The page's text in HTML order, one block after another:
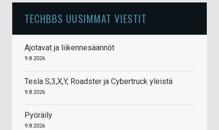
TECHBBS UUSIMMAT VIESTIT
Ajotavat ja liikennesäännöt
9.8.2026
Tesla S,3,X,Y, Roadster ja Cybertruck yleistä
9.8.2026
Pyöräily
9.8.2026